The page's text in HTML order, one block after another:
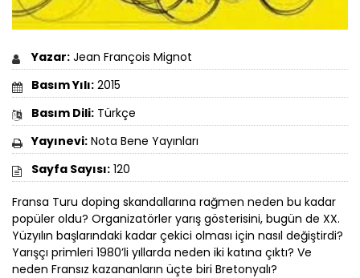
Yazar: Jean François Mignot
Basım Yılı: 2015
Basım Dili: Türkçe
Yayınevi: Nota Bene Yayınları
Sayfa Sayısı: 120
Fransa Turu doping skandallarına rağmen neden bu kadar
popüler oldu? Organizatörler yarış gösterisini, bugün de XX.
Yüzyılın başlarındaki kadar çekici olması için nasıl değiştirdi?
Yarışçı primleri 1980’li yıllarda neden iki katına çıktı? Ve
neden Fransız kazananların üçte biri Bretonyalı?